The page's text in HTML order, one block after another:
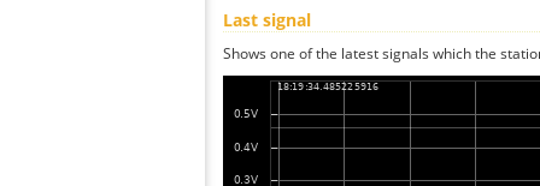
Last signal
Shows one of the latest signals which the